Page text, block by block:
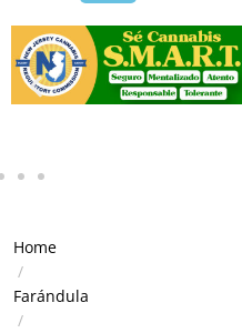
Home
/
Farándula
/